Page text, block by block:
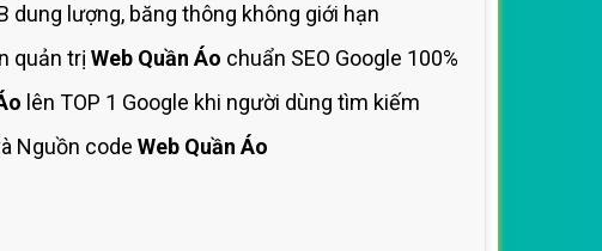
dung lượng, băng thông không giới hạn
quản trị Web Quần Áo chuẩn SEO Google 100%
lên TOP 1 Google khi người dùng tìm kiếm
Nguồn code Web Quần Áo